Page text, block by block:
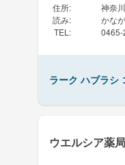
住所:
神奈
読み:
かな
TEL :
ラーク ハブラシ
ウエルシア薬